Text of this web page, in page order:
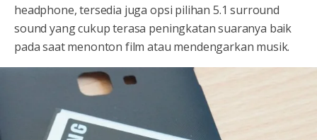
headphone, tersedia juga opsi pilihan 5.1 surround
sound yang cukup terasa peningkatan suaranya baik
pada saat menonton film atau mendengarkan musik.